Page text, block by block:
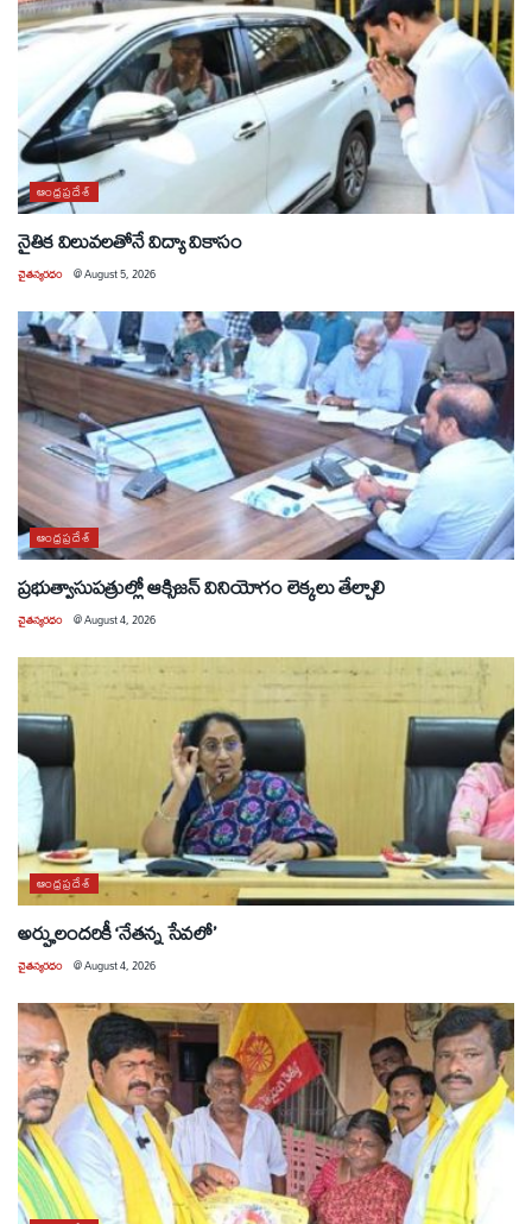
ఆంధ్రప్రదేశ్
నైతిక విలువలతోనే విద్యా వికాసం
చైతన్యరధం @August 5, 2026
ఆంధ్రప్రదేశ్
ప్రభుత్వాసుపత్రుల్లో ఆక్సిజన్ వినియోగం లెక్కలు తేల్చాలి
చైతన్యరధం @August 4, 2026
ఆంధ్రప్రదేశ్
అర్హులందరికీ ‘నేతన్న సేవలో’
చైతన్యరధం @August 4, 2026